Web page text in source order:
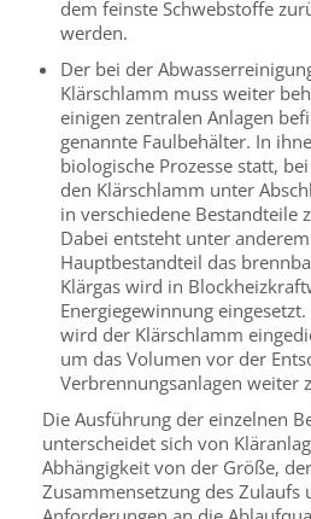
dem feinste Schwebstoffe
werden.
Der bei der
Klärschlamm muss weiter
einigen zentralen Anlagen
genannte Faulbehälter. In
biologische Prozesse statt,
den Klärschlamm unter
in verschiedene Bestandteile
Dabei entsteht unter
Hauptbestandteil das
Klärgas wird in
Energiegewinnung
wird der Klärschlamm
um das Volumen vor der
Verbrennungsanlagen weiter
Die Ausführung der einzelnen
unterscheidet sich von
Abhängigkeit von der Größe, der
Zusammensetzung des Zulaufs